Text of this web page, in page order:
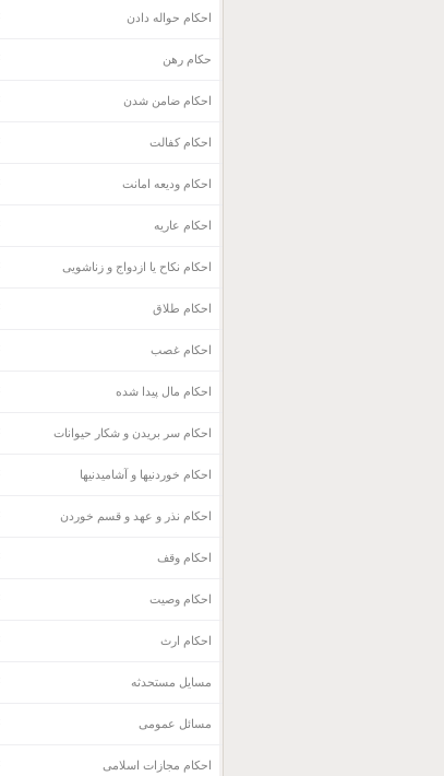
احکام حواله دادن
حکام رهن
احکام ضامن شدن
احکام کفالت
احکام ودیعه امانت
احکام عاریه
احکام نکاح یا ازدواج و زناشویی
احکام طلاق
احکام غصب
احکام مال پیدا شده
احکام سر بریدن و شکار حیوانات
احکام خوردنیها و آشامیدنیها
احکام نذر و عهد و قسم خوردن
احکام وقف
احکام وصیت
احکام ارث
مسایل مستحدثه
مسائل عمومی
احکام مجازات اسلامی